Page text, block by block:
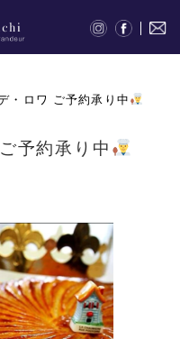
・ロワ ご予約承り中
予約承り中